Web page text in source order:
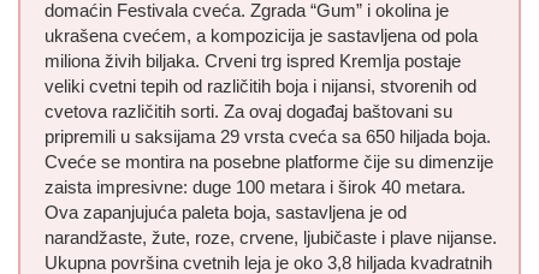
domaćin Festivala cveća. Zgrada “Gum” i okolina je
ukrašena cvećem, a kompozicija je sastavljena od pola
miliona živih biljaka. Crveni trg ispred Kremlja postaje
veliki cvetni tepih od različitih boja i nijansi, stvorenih od
cvetova različitih sorti. Za ovaj događaj baštovani su
pripremili u saksijama 29 vrsta cveća sa 650 hiljada boja.
Cveće se montira na posebne platforme čije su dimenzije
zaista impresivne: duge 100 metara i širok 40 metara.
Ova zapanjujuća paleta boja, sastavljena je od
narandžaste, žute, roze, crvene, ljubičaste i plave nijanse.
Ukupna površina cvetnih leja je oko 3,8 hiljada kvadratnih